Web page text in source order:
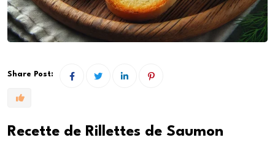
Share Post:
Recette de Rillettes de Saumon